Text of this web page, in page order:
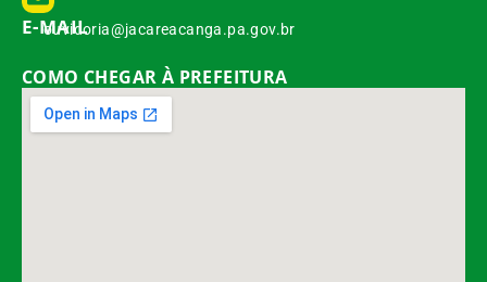
E-MAIL
ouvidoria@jacareacanga.pa.gov.br
COMO CHEGAR À PREFEITURA